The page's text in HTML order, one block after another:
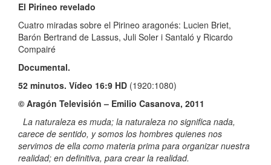
El Pirineo revelado
Cuatro miradas sobre el Pirineo aragonés: Lucien Briet,
Barón Bertrand de Lassus, Juli Soler i Santaló y Ricardo
Compairé
Documental.
52 minutos. Vídeo 16:9 HD (1920:1080)
© Aragón Televisión – Emilio Casanova, 2011
La naturaleza es muda; la naturaleza no significa nada,
carece de sentido, y somos los hombres quienes nos
servimos de ella como materia prima para organizar nuestra
realidad; en definitiva, para crear la realidad.